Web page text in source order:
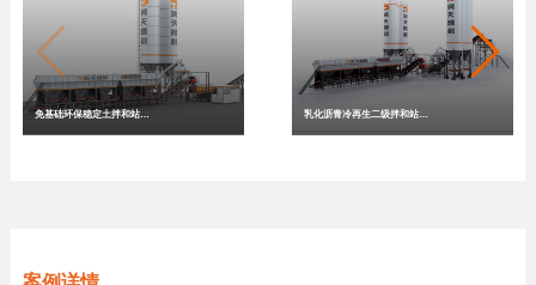
免基础环保稳定土拌和站 乳化沥青冷再生二级拌和站